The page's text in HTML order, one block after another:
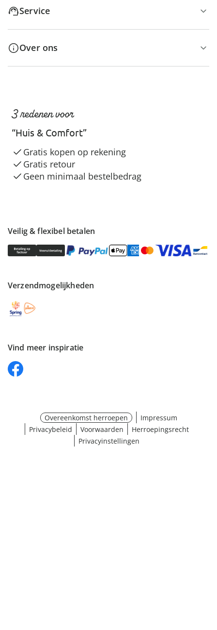
Service
Over ons
Veilig & flexibel betalen
Verzendmogelijkheden
Vind meer inspiratie
3 redenen voor
“Huis & Comfort”
Gratis kopen op rekening
Gratis retour
Geen minimaal bestelbedrag
Overeenkomst herroepen
Impressum
Privacybeleid
Voorwaarden
Herroepingsrecht
Privacyinstellingen